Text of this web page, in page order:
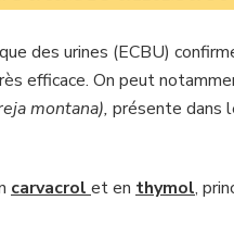
des urines (ECBU)
efficace. On peut
montana), présente dans
carvacrol et en thymol,